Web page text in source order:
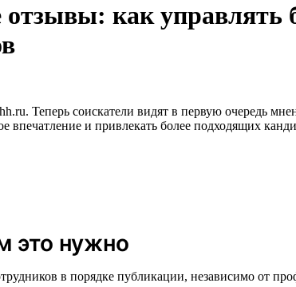
как управлять
Теперь соискатели видят в первую очередь
и привлекать более подходящих
это нужно
в порядке публикации, независимо от